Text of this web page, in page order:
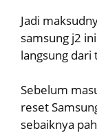
Jadi
samsung j2
langsung dari
Sebelum
reset
sebaiknya